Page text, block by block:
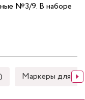
№3/9. В наборе
Маркеры для